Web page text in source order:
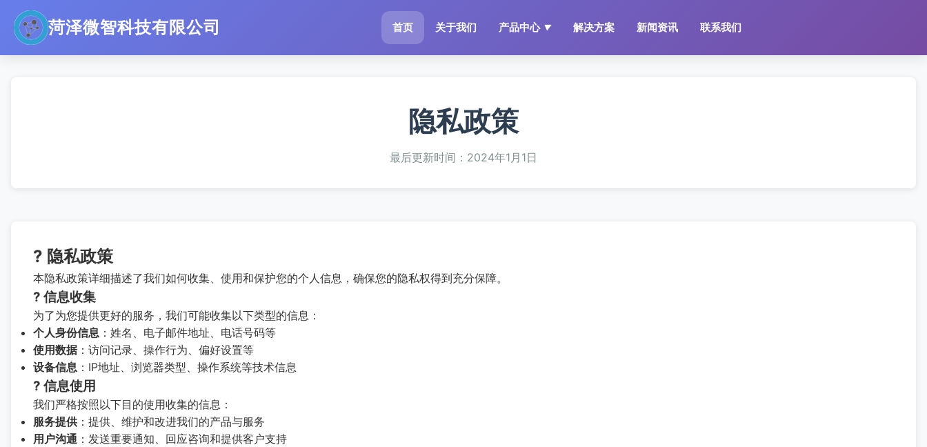
菏泽微智科技有限公司 首页 关于我们 产品中心 ▼ 解决方案 新闻资讯 联系我们
隐私政策
最后更新时间：2024年1月1日
? 隐私政策
本隐私政策详细描述了我们如何收集、使用和保护您的个人信息，确保您的隐私权得到充分保障。
? 信息收集
为了为您提供更好的服务，我们可能收集以下类型的信息：
个人身份信息 ：姓名、电子邮件地址、电话号码等
使用数据：访问记录、操作行为、偏好设置等
设备信息 ：IP地址、浏览器类型、操作系统等技术信息
? 信息使用
我们严格按照以下目的使用收集的信息：
服务提供 ：提供、维护和改进我们的产品与服务
用户沟通 ：发送重要通知、回应咨询和提供客户支持